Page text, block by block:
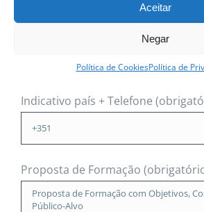
Aceitar
Negar
Política de CookiesPolítica de
O seu email (obrigatório)
Indicativo país + Telefone
Proposta de Formação